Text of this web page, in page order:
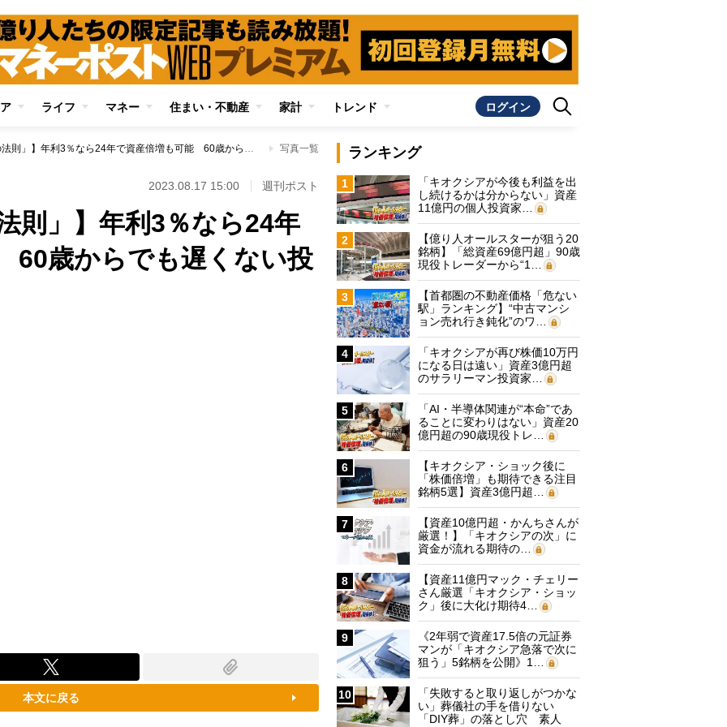
ライフ マネー 住まい・不動産 家計 トレンド ログイン
【複利効果「72の法則」】年利3％なら24年で資産倍増も可能 60歳からでも遅くない投資の基礎知識 写真一覧
2023.08.17 15:00 週刊ポスト
則」】年利3％なら24年
歳からでも遅くない投
本文に戻る
ランキング
1
「キオクシアが今後も利益を出
し続けるかは分からない」資産
11億円の個人投資家…
2
【億り人オールスターが狙う20
銘柄】「総資産69億円超」90歳
現役トレーダーから“1…
3
【首都圏の不動産価格「危ない
駅」ランキング】“中古マンシ
ョン売れ行き鈍化”のワ…
4
「キオクシアが再び株価10万円
になる日は遠い」資産3億円超
のサラリーマン投資家…
5
「AI・半導体関連が“本命”であ
ることに変わりはない」資産20
億円超の90歳現役トレ…
6
【キオクシア・ショック後に
「株価倍増」も期待できる注目
銘柄5選】資産3億円超…
7
【資産10億円超・かんちさんが
厳選！】「キオクシアの次」に
資金が流れる期待の…
8
【資産11億円マック・チェリー
さん厳選「キオクシア・ショッ
ク」後に大化け期待4…
9
《2年弱で資産17.5倍の元証券
マンが「キオクシア急落で次に
狙う」5銘柄を公開》1…
10
「失敗すると取り返しがつかな
い」葬儀社の手を借りない
「DIY葬」の落とし穴 素人